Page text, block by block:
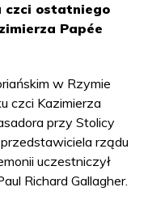
czci ostatniego
Papée
w Rzymie
czci Kazimierza
przy Stolicy
rządu
uczestniczył
Richard Gallagher.